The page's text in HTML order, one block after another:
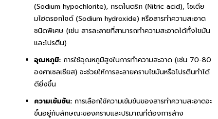
(Sodium hypochlorite), กรดไนตริก (Nitric acid), โซเดีย
มไฮดรอกไซด์ (Sodium hydroxide) หรือสารทำความสะอาด
ชนิดพิเศษ (เช่น สารละลายที่สามารถทำความสะอาดได้ทั้งไขมัน
และโปรตีน)
อุณหภูมิ: การใช้อุณหภูมิสูงในการทำความสะอาด (เช่น 70-80
องศาเซลเซียส) จะช่วยให้การละลายคราบไขมันหรือโปรตีนทำได้
ดียิ่งขึ้น
ความเข้มข้น: การเลือกใช้ความเข้มข้นของสารทำความสะอาดจะ
ขึ้นอยู่กับลักษณะของคราบและปริมาณที่ต้องการล้าง